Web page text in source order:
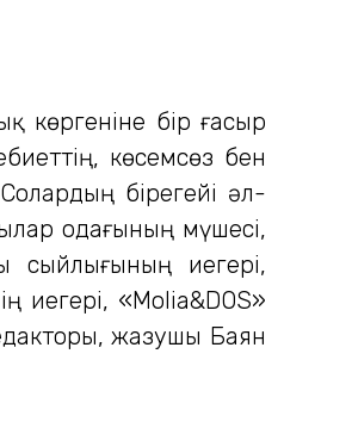
көргеніне бір ғасыр
көсемсөз бен
бірегейі әл-
одағының мүшесі,
сыйлығының иегері,
иегері, «Molia&DOS»
жазушы Баян